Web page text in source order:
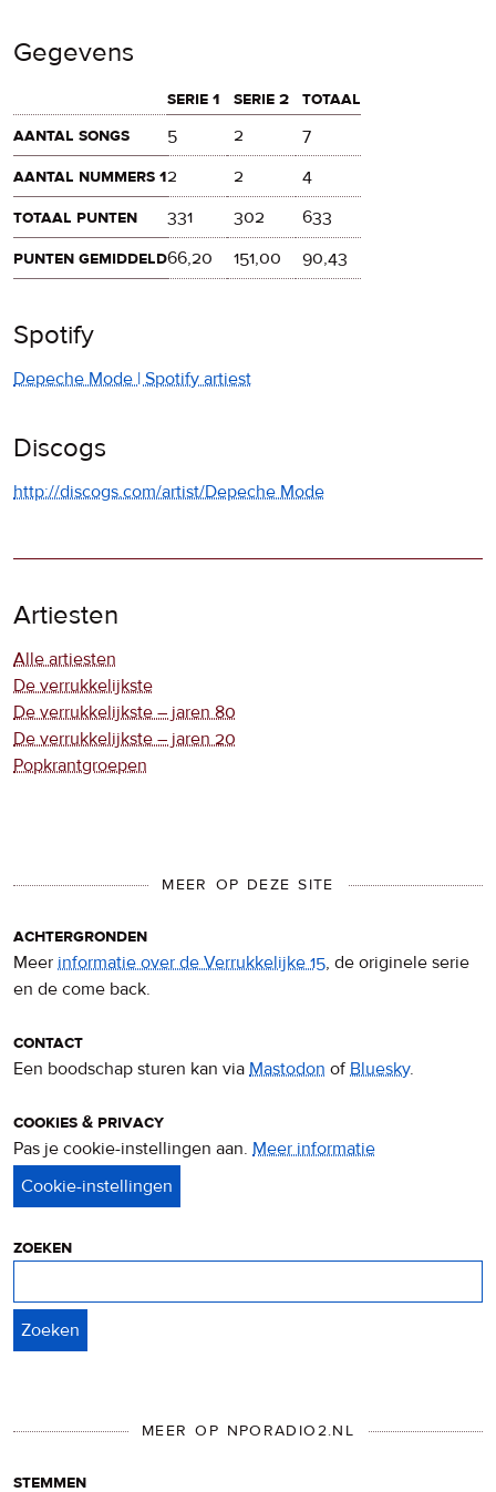
Gegevens
serie 1 serie 2 totaal
aantal songs
5 2
7
aantal nummers 12 2
4
totaal punten
331 302
633
punten gemiddeld66,20 151,00 90,43
Spotify
Depeche Mode | Spotify artiest
Discogs
http://discogs.com/artist/Depeche Mode
Artiesten
Alle artiesten
De verrukkelijkste
De verrukkelijkste – jaren 80
De verrukkelijkste – jaren 20
Popkrantgroepen
MEER OP DEZE SITE
achtergronden
Meer informatie over de Verrukkelijke 15, de originele serie
en de come back.
contact
Een boodschap sturen kan via Mastodon ofBluesky.
cookies & privacy
Pas je cookie-instellingen aan. Meer informatie
zoeken
MEER OP NPORADIO2.NL
stemmen